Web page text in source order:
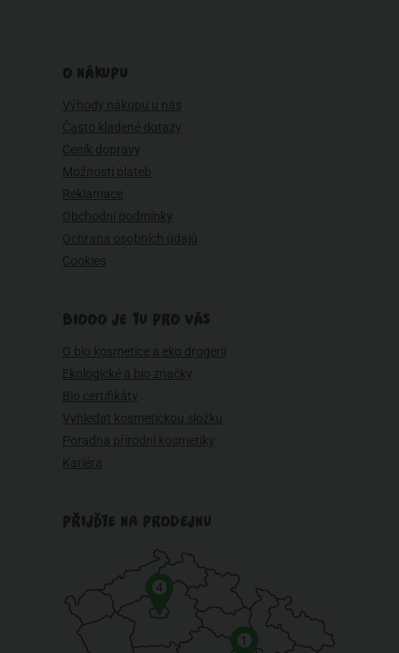
O NÁKUPU
Výhody nákupu u nás
Často kladené dotazy
Ceník dopravy
Možnosti plateb
Reklamace
Obchodní podmínky
Ochrana osobních údajů
Cookies
BIOOO JE TU PRO VÁS
O bio kosmetice a eko drogerii
Ekologické a bio značky
Bio certifikáty
Vyhledat kosmetickou složku
Poradna přírodní kosmetiky
Kariéra
PŘIJĎTE NA PRODEJNU
1
4